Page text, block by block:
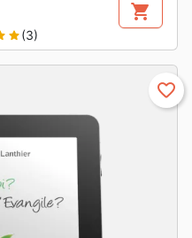
shopping_cart
star(3)
favorite_border